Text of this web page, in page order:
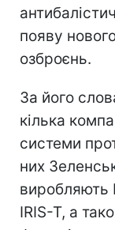
появу
озброєнь.
За його
кілька
системи
них
виробляють
IRIS-T, а